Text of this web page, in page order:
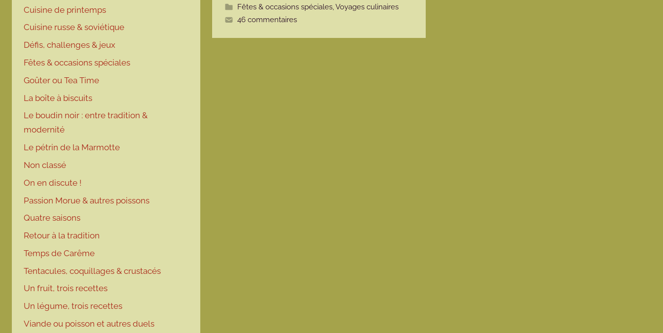
e
Fêtes & occasions spéciales,Voyages culinaires
46 commentaires
Cuisine de printemps
Cuisine russe & soviétique
Défis, challenges & jeux
Fêtes & occasions spéciales
Goûter ou Tea Time
La boîte à biscuits
Le boudin noir : entre tradition &
modernité
Le pétrin de la Marmotte
Non classé
On en discute !
Passion Morue & autres poissons
Quatre saisons
Retour à la tradition
Temps de Carême
Tentacules, coquillages & crustacés
Un fruit, trois recettes
Un légume, trois recettes
Viande ou poisson et autres duels